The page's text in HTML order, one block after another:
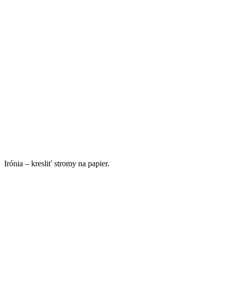
Irónia – kresliť stromy na papier.